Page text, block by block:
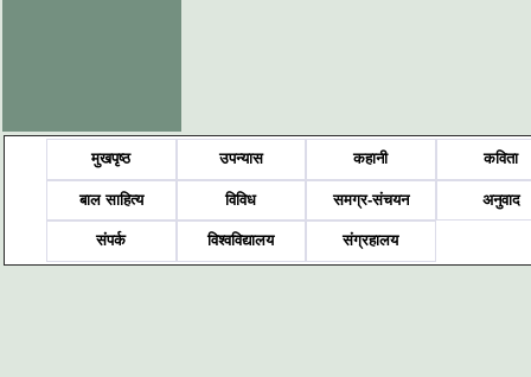
मुखपृष्ठ उपन्यास कहानी कविता
बाल साहित्य विविध समग्र-संचयन अनुवाद
संपर्क विश्वविद्यालय संग्रहालय